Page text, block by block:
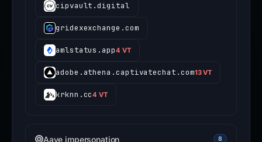
cipvault.digital
gridexexchange.com
amlstatus.app4 VT
adobe.athena.captivatechat.com13 VT
krknn.cc4 VT
Aave impersonation 8